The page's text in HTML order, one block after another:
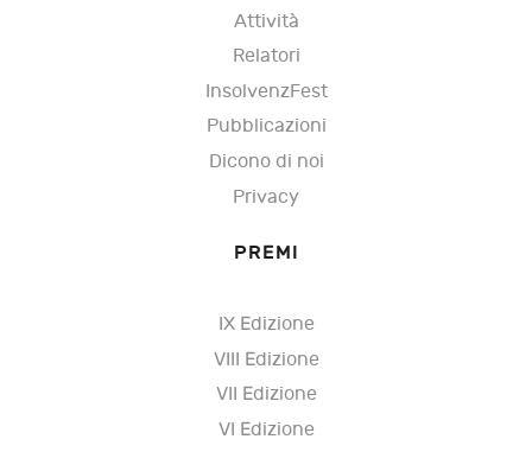
Attività
Relatori
InsolvenzFest
Pubblicazioni
Dicono di noi
Privacy
PREMI
IX Edizione
VIII Edizione
VII Edizione
VI Edizione